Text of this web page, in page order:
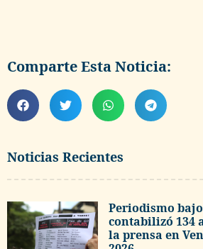
Noticias Recientes
Periodismo
contabilizó 134
la prensa en
Comparte Esta Noticia: